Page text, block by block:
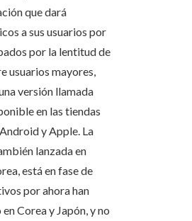
que dará
a sus usuarios por
por la lentitud de
usuarios mayores,
versión llamada
en las tiendas
y Apple. La
lanzada en
está en fase de
por ahora han
Corea y Japón, y no